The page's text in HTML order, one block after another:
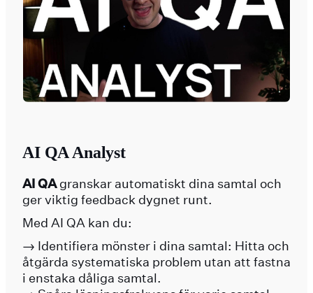
AI QA Analyst
AI QAgranskar automatiskt dina samtal och
ger viktig feedback dygnet runt.
Med AI QA kan du:
→ Identifiera mönster i dina samtal: Hitta och
åtgärda systematiska problem utan att fastna
i enstaka dåliga samtal.